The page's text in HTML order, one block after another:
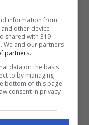
tutto ciò che
dal
online. E
da
sono
mano, così
information from
other device
shared with 319
We and our partners
partners.
data on the basis
to by managing
bottom of this page
consent in privacy